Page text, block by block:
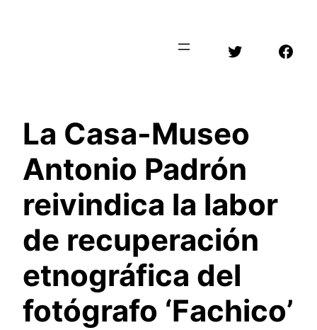
Twitter
La Casa-Museo
Antonio Padrón
reivindica la labor
de recuperación
etnográfica del
fotógrafo ‘Fachico’